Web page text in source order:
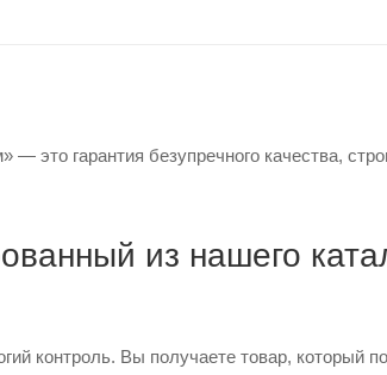
гарантия безупречного качества,
из нашего
контроль. Вы получаете товар, который